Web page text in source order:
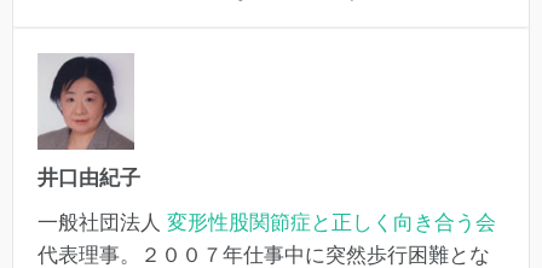
井口由紀子
一般社団法人 変形性股関節症と正しく向き合う会
代表理事。２００７年仕事中に突然歩行困難とな